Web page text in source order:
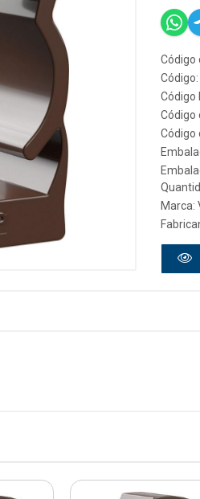
Código
Código
Código
Código
Marca: